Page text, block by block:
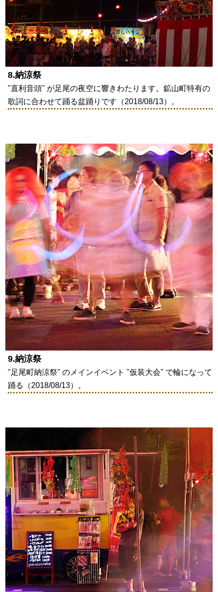
8.納涼祭
"直利音頭" が足尾の夜空に響きわたります。鉱山町特有の
歌詞に合わせて踊る盆踊りです（2018/08/13）。
9.納涼祭
"足尾町納涼祭" のメインイベント "仮装大会" で輪になって
踊る（2018/08/13）。